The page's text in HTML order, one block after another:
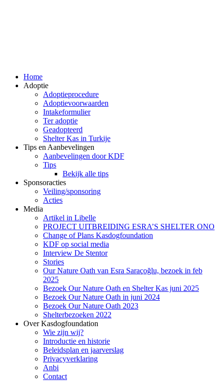
Home
Adoptie
Adoptieprocedure
Adoptievoorwaarden
Intakeformulier
Ter adoptie
Geadopteerd
Shelter Kas in Turkije
Tips en Aanbevelingen
Aanbevelingen door KDF
Tips
Bekijk alle tips
Sponsoracties
Veiling/sponsoring
Acties
Media
Artikel in Libelle
PROJECT UITBREIDING ESRA’S SHELTER ONO
Change of Plans Kasdogfoundation
KDF op social media
Interview De Stentor
Stories
Our Nature Oath van Esra Saraçoğlu, bezoek in feb
2025
Bezoek Our Nature Oath en Shelter Kas juni 2025
Bezoek Our Nature Oath in juni 2024
Bezoek Our Nature Oath 2023
Shelterbezoeken 2022
Over Kasdogfoundation
Wie zijn wij?
Introductie en historie
Beleidsplan en jaarverslag
Privacyverklaring
Anbi
Contact